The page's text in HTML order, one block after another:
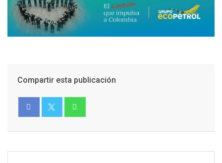
Compartir esta publicación